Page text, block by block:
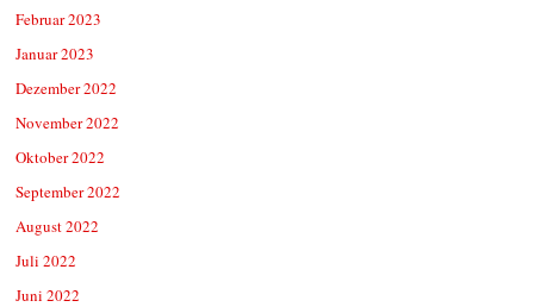
Februar 2023
Januar 2023
Dezember 2022
November 2022
Oktober 2022
September 2022
August 2022
Juli 2022
Juni 2022